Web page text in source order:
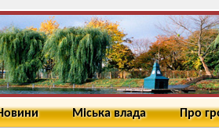
Міська влада Про